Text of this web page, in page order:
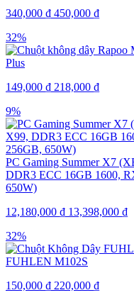
340,000 ₫ 450,000 ₫
32%
Plus
149,000 ₫ 218,000 ₫
9%
PC Gaming Summer X7
DDR3 ECC 16GB 1600,
650W)
12,180,000 ₫ 13,398,000 ₫
32%
FUHLEN M102S
150,000 ₫ 220,000 ₫